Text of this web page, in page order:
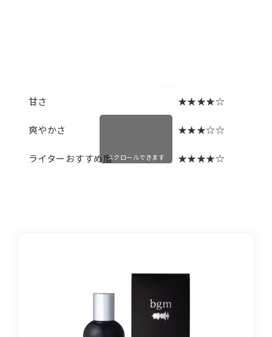
甘さ ★★★★☆
爽やかさ ★★★☆☆
ライターおすすめ度 ★★★★☆
スクロールできます